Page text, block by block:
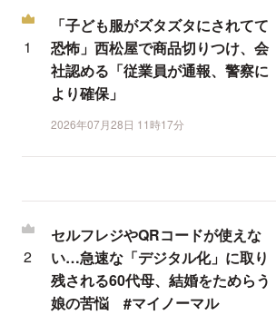
「子ども服がズタズタにされてて
恐怖」西松屋で商品切りつけ、会
社認める「従業員が通報、警察に
より確保」
2026年07月28日 11時17分
セルフレジやQRコードが使えな
い…急速な「デジタル化」に取り
残される60代母、結婚をためらう
娘の苦悩 #マイノーマル